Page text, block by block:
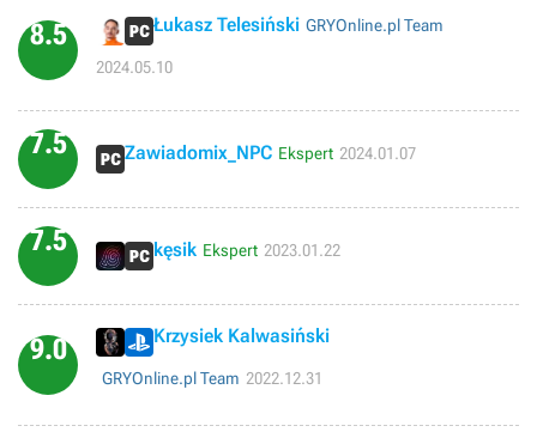
8.5 Łukasz Telesiński GRYOnline.pl Team
2024.05.10
7.5 Zawiadomix_NPC Ekspert 2024.01.07
7.5 kęsik Ekspert 2023.01.22
9.0 Krzysiek Kalwasiński
GRYOnline.pl Team 2022.12.31